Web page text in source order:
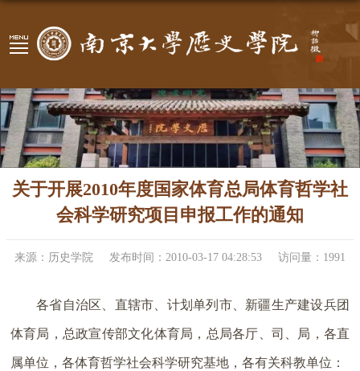
关于开展2010年度国家体育总局体育哲学社
会科学研究项目申报工作的通知
来源：历史学院 发布时间：2010-03-17 04:28:53 访问量： 1991
各省自治区、直辖市、计划单列市、新疆生产建设兵团
体育局，总政宣传部文化体育局，总局各厅、司、局，各直
属单位，各体育哲学社会科学研究基地，各有关科教单位：